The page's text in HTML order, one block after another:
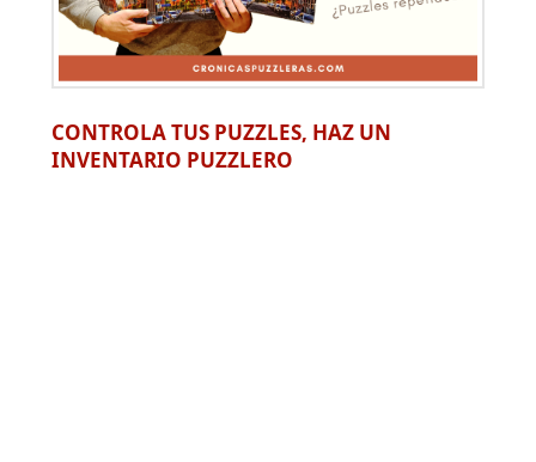
CONTROLA TUS PUZZLES, HAZ UN
INVENTARIO PUZZLERO